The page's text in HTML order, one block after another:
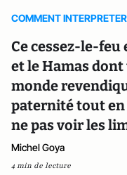
COMMENT
Ce cessez-le-feu
et le Hamas
monde
paternité tout
ne pas voir les
Michel Goya
4 min de lecture